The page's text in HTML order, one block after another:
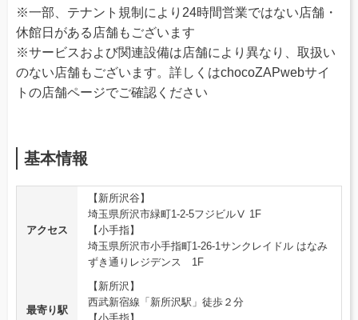
※一部、テナント規制により24時間営業ではない店舗・
休館日がある店舗もございます
※サービスおよび関連設備は店舗により異なり、取扱い
のない店舗もございます。詳しくはchocoZAPwebサイ
トの店舗ページでご確認ください
基本情報
アクセス
【新所沢谷】
埼玉県所沢市緑町1-2-5フジビルⅤ 1F
【小手指】
埼玉県所沢市小手指町1-26-1サンクレイドル はなみ
ずき通りレジデンス 1F
最寄り駅
【新所沢】
西武新宿線「新所沢駅」徒歩２分